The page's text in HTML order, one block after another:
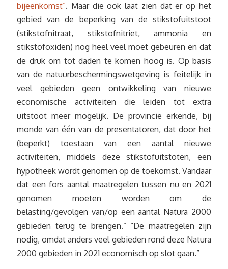
bijeenkomst”. Maar die ook laat zien dat er op het
gebied van de beperking van de stikstofuitstoot
(stikstofnitraat, stikstofnitriet, ammonia en
stikstofoxiden) nog heel veel moet gebeuren en dat
de druk om tot daden te komen hoog is. Op basis
van de natuurbeschermingswetgeving is feitelijk in
veel gebieden geen ontwikkeling van nieuwe
economische activiteiten die leiden tot extra
uitstoot meer mogelijk. De provincie erkende, bij
monde van één van de presentatoren, dat door het
(beperkt) toestaan van een aantal nieuwe
activiteiten, middels deze stikstofuitstoten, een
hypotheek wordt genomen op de toekomst. Vandaar
dat een fors aantal maatregelen tussen nu en 2021
genomen moeten worden om de
belasting/gevolgen van/op een aantal Natura 2000
gebieden terug te brengen.” “De maatregelen zijn
nodig, omdat anders veel gebieden rond deze Natura
2000 gebieden in 2021 economisch op slot gaan.”